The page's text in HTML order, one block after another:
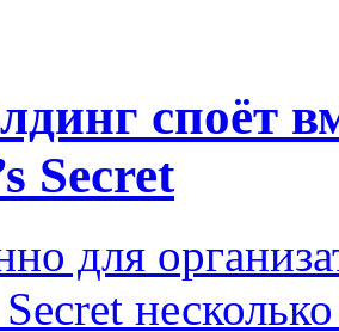
споёт
Secret
для